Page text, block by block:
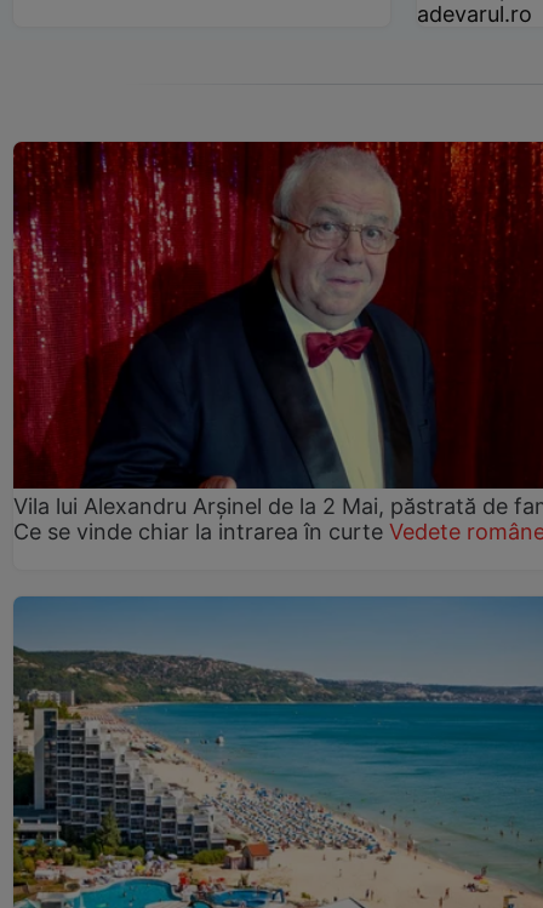
adevarul.ro
Vila lui Alexandru Arșinel de la 2 Mai, păstrată de
Ce se vinde chiar la intrarea în curte Vedete